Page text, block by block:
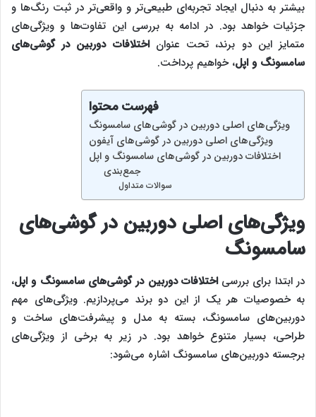
بیشتر به دنبال ایجاد تجربه‌ای طبیعی‌تر و واقعی‌تر در ثبت رنگ‌ها و
جزئیات خواهد بود. در ادامه به بررسی این تفاوت‌ها و ویژگی‌های
متمایز این دو برند، تحت عنواناختلافات دوربین در گوشی‌‌های
سامسونگ و اپل، خواهیم پرداخت.
فهرست محتوا
ویژگی‌‌های اصلی دوربین در گوشی‌‌های سامسونگ
ویژگی‌‌های اصلی دوربین در گوشی‌‌های آیفون
اختلافات دوربین در گوشی‌‌های سامسونگ و اپل
جمع‌بندی
سوالات متداول
ویژگی‌‌های اصلی دوربین در گوشی‌‌های
سامسونگ
در ابتدا برای بررسیاختلافات دوربین در گوشی‌‌های سامسونگ و اپل،
به خصوصیات هر یک از این دو برند می‌پردازیم. ویژگی‌های مهم
دوربین‌های سامسونگ، بسته به مدل و پیشرفت‌‌های ساخت و
طراحی، بسیار متنوع خواهد بود. در زیر به برخی از ویژگی‌های
برجسته دوربین‌های سامسونگ اشاره می‌شود: